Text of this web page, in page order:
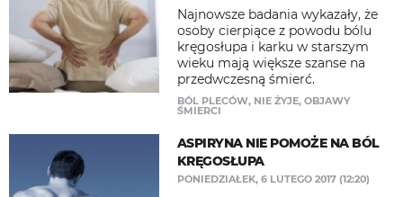
​Najnowsze badania wykazały, że
osoby cierpiące z powodu bólu
kręgosłupa i karku w starszym
wieku mają większe szanse na
przedwczesną śmierć.
BÓL PLECÓW, NIE ŻYJE, OBJAWY
ŚMIERCI
ASPIRYNA NIE POMOŻE NA BÓL
KRĘGOSŁUPA
PONIEDZIAŁEK, 6 LUTEGO 2017 (12:20)